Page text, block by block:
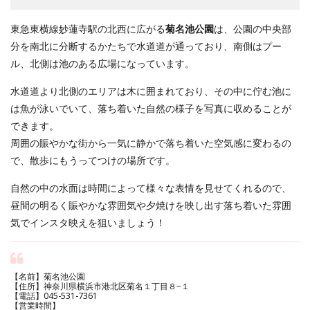
東急東横線妙蓮寺駅の北西に広がる菊名池公園は、公園の中央部
分を南北に分断するかたちで水道道が通っており、南側はプー
ル、北側は池のある広場になっています。
水道道より北側のエリアは木に囲まれており、その中に佇む池に
は魚が泳いでいて、落ち着いた自然の様子を写真に収めることが
できます。
周囲の賑やかな街から一気に静かで落ち着いた空気感に変わるの
で、散歩にもうってつけの場所です。
自然の中の水面は時間によって様々な表情を見せてくれるので、
昼間の明るく賑やかな雰囲気や夕焼けを映し出す落ち着いた雰囲
気でインスタ映えを狙いましょう！
【名前】菊名池公園
【住所】神奈川県横浜市港北区菊名１丁目８−１
【電話】045-531-7361
【営業時間】